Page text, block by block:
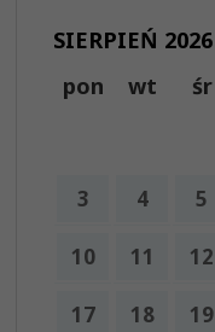
SIERPIEŃ 2026
pon
wt śr
3 4 5
10 11 12
17 18 19